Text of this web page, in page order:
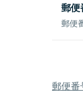
郵便
郵便
郵便番